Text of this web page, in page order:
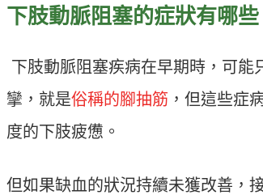
下肢動脈阻塞的症狀有哪些
下肢動脈阻塞疾病在早期時，可
攣，就是俗稱的腳抽筋 ，但這些症
度的下肢疲憊。
但如果缺血的狀況持續未獲改善，